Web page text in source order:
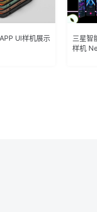
UI样机展示
三星智
样机